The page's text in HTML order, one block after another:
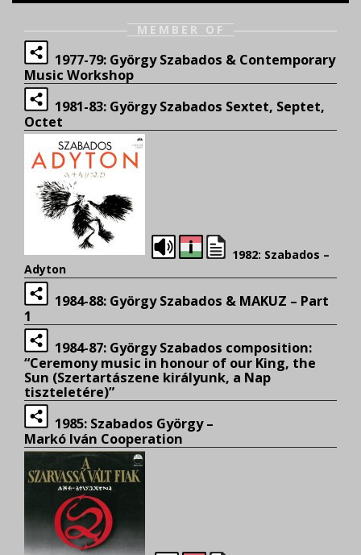
MEMBER OF
1977-79: György Szabados & Contemporary
Music Workshop
1981-83: György Szabados Sextet, Septet,
Octet
1982: Szabados –
Adyton
1984-88: György Szabados & MAKUZ – Part
1
1984-87: György Szabados composition:
“Ceremony music in honour of our King, the
Sun (Szertartászene királyunk, a Nap
tiszteletére)”
1985: Szabados György –
Markó Iván Cooperation